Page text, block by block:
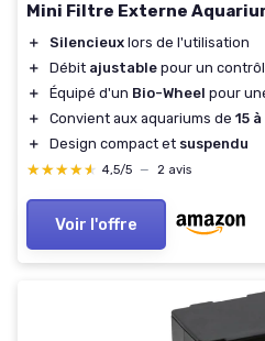
Mini Filtre Externe
＋ Silencieux lors de l'utilisation
＋
Débit ajustable pour un
＋
Équipé d'un Bio-Wheel pour
＋
Convient aux aquariums de 15
＋
Design compact et suspendu
★★★★★
★★★★★ 4,5/5 — 2 avis
Voir l'offre